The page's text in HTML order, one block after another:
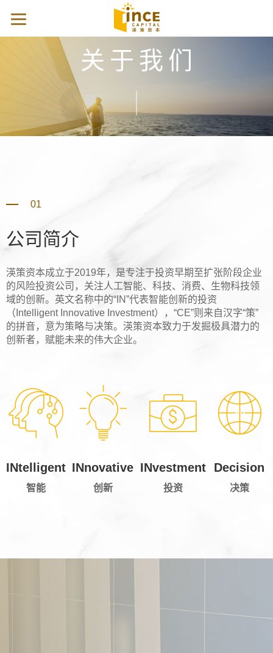
关于我们
01
公司简介
渶策资本成立于2019年，是专注于投资早期至扩张阶段企业
的风险投资公司，关注人工智能、科技、消费、生物科技领
域的创新。英文名称中的“IN”代表智能创新的投资
（Intelligent Innovative Investment），“CE”则来自汉字“策”
的拼音，意为策略与决策。渶策资本致力于发掘极具潜力的
创新者，赋能未来的伟大企业。
INtelligent
智能
INnovative
创新
INvestment
投资
Decision
决策